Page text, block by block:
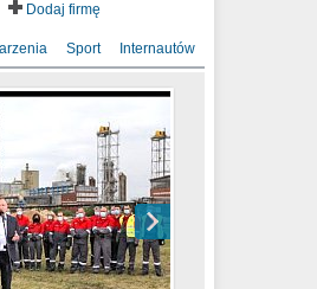
Dodaj firmę
Sport Internautów
mamy strach
FOOTAGE
Włocławek VIII
r.